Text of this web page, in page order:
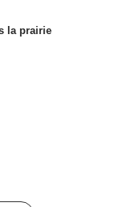
la prairie